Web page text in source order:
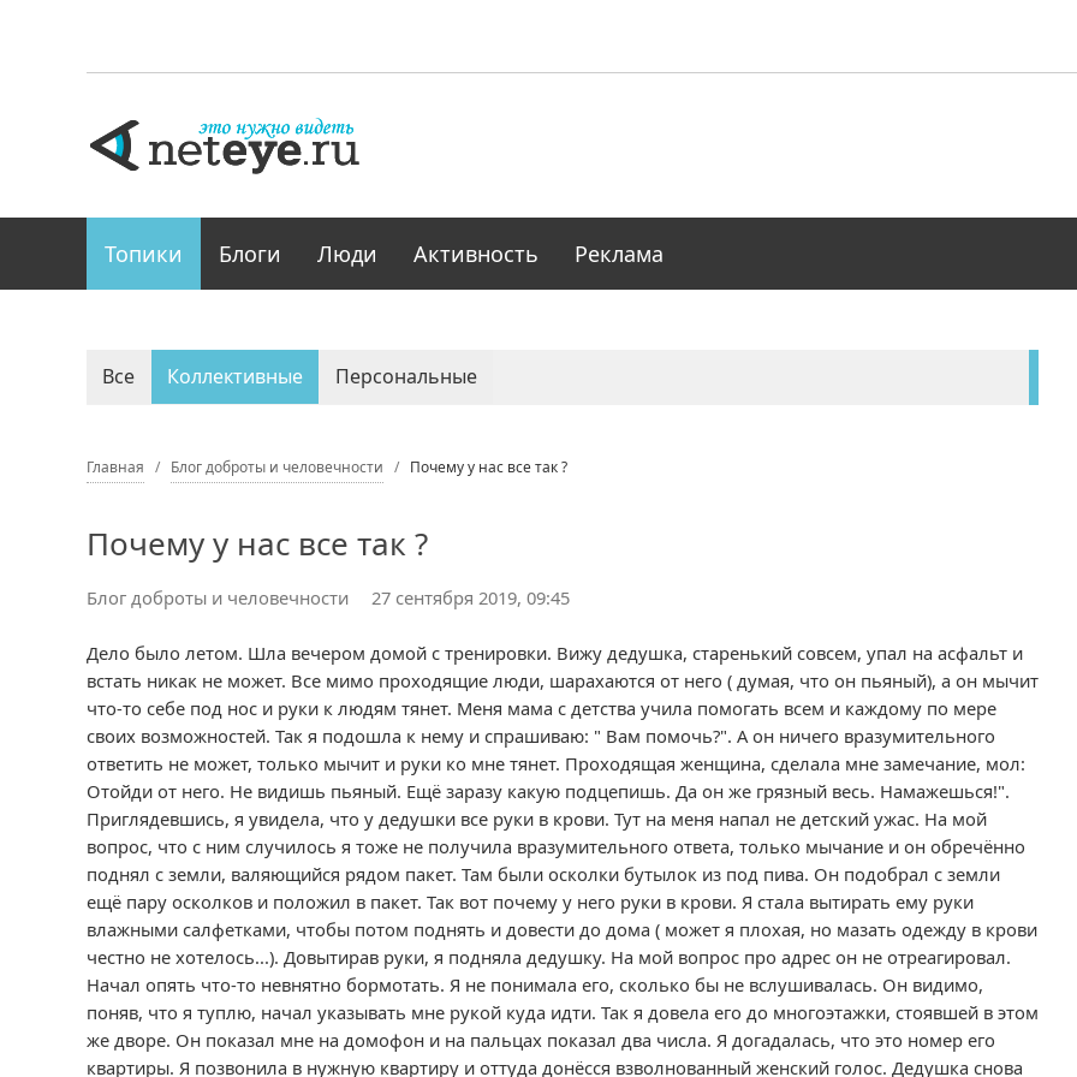
Топики Блоги Люди Активность Реклама
Все Коллективные Персональные
Главная Блог доброты и человечности Почему у нас все так ?
Почему у нас все так ?
Блог доброты и человечности 27 сентября 2019, 09:45
Дело было летом. Шла вечером домой с тренировки. Вижу дедушка, старенький совсем, упал на асфальт и
встать никак не может. Все мимо проходящие люди, шарахаются от него ( думая, что он пьяный), а он мычит
что-то себе под нос и руки к людям тянет. Меня мама с детства учила помогать всем и каждому по мере
своих возможностей. Так я подошла к нему и спрашиваю: " Вам помочь?". А он ничего вразумительного
ответить не может, только мычит и руки ко мне тянет. Проходящая женщина, сделала мне замечание, мол:
Отойди от него. Не видишь пьяный. Ещё заразу какую подцепишь. Да он же грязный весь. Намажешься!".
Приглядевшись, я увидела, что у дедушки все руки в крови. Тут на меня напал не детский ужас. На мой
вопрос, что с ним случилось я тоже не получила вразумительного ответа, только мычание и он обречённо
поднял с земли, валяющийся рядом пакет. Там были осколки бутылок из под пива. Он подобрал с земли
ещё пару осколков и положил в пакет. Так вот почему у него руки в крови. Я стала вытирать ему руки
влажными салфетками, чтобы потом поднять и довести до дома ( может я плохая, но мазать одежду в крови
честно не хотелось...). Довытирав руки, я подняла дедушку. На мой вопрос про адрес он не отреагировал.
Начал опять что-то невнятно бормотать. Я не понимала его, сколько бы не вслушивалась. Он видимо,
поняв, что я туплю, начал указывать мне рукой куда идти. Так я довела его до многоэтажки, стоявшей в этом
же дворе. Он показал мне на домофон и на пальцах показал два числа. Я догадалась, что это номер его
квартиры. Я позвонила в нужную квартиру и оттуда донёсся взволнованный женский голос. Дедушка снова